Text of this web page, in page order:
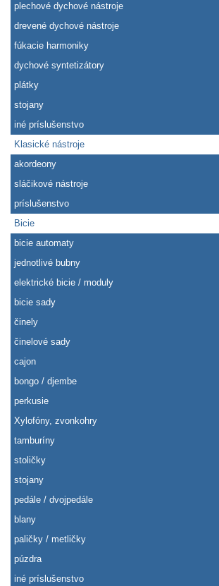
plechové dychové nástroje
drevené dychové nástroje
fúkacie harmoniky
dychové syntetizátory
plátky
stojany
iné príslušenstvo
Klasické nástroje
akordeony
sláčikové nástroje
príslušenstvo
Bicie
bicie automaty
jednotlivé bubny
elektrické bicie / moduly
bicie sady
činely
činelové sady
cajon
bongo / djembe
perkusie
Xylofóny, zvonkohry
tamburíny
stoličky
stojany
pedále / dvojpedále
blany
paličky / metličky
púzdra
iné príslušenstvo